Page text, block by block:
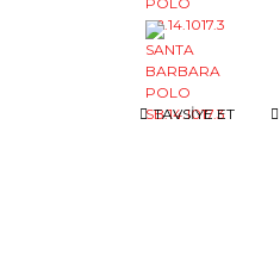
TAVSİYE ET